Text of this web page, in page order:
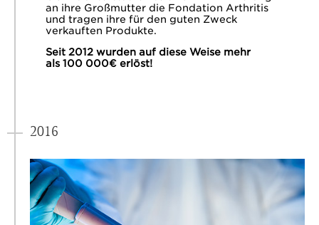
an ihre Großmutter die Fondation Arthritis
und tragen ihre für den guten Zweck
verkauften Produkte.
Seit 2012 wurden auf diese Weise mehr
als 100 000€ erlöst!
2016